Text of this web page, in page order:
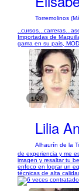
Torremolinos
Importadas de
gama en su pais,
1/24
Lilia
Alhaurín de la
de experiencia y me
imagen y resaltar tu
enfoco en lograr un
técnicas de alta